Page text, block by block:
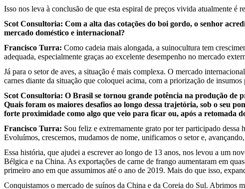
Isso nos leva à conclusão de que esta espiral de preços vivida atualmente é
Scot Consultoria: Com a alta das cotações do boi gordo, o senhor
mercado doméstico e internacional?
Francisco Turra: Como cadeia mais alongada, a suinocultura tem
adequada, especialmente graças ao excelente desempenho no mercado
Já para o setor de aves, a situação é mais complexa. O mercado
carnes diante da situação que coloquei acima, com a priorização de
Scot Consultoria: O Brasil se tornou grande potência na produção de
Quais foram os maiores desafios ao longo dessa trajetória, sob o seu
forte proximidade como algo que veio para ficar ou, após a retomada
Francisco Turra: Sou feliz e extremamente grato por ter participado
Evoluímos, crescemos, mudamos de nome, unificamos o setor e,
Essa história, que ajudei a escrever ao longo de 13 anos, nos levou a um
Bélgica e na China. As exportações de carne de frango aumentaram em
primeiro ano em que assumimos até o ano de 2019. Mais do que isso,
Conquistamos o mercado de suínos da China e da Coreia do Sul. Abrimos